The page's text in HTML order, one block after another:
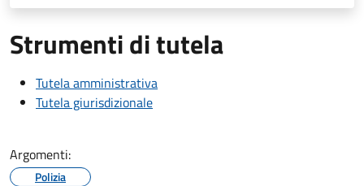
Strumenti di tutela
Tutela amministrativa
Tutela giurisdizionale
Argomenti:
Polizia